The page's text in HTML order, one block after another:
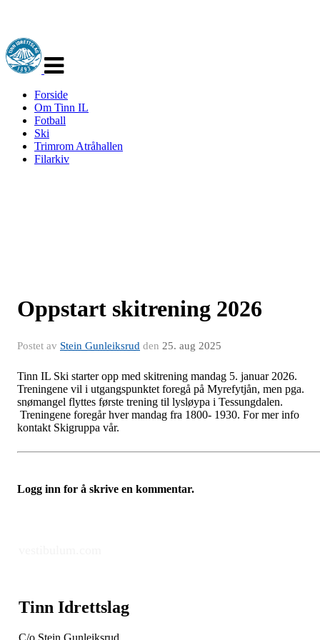
navigasjon
Forside
Om Tinn IL
Fotball
Ski
Trimrom Atråhallen
Filarkiv
Oppstart skitrening 2026
Postet av Stein Gunleiksrud den 25. aug 2025
Tinn IL Ski starter opp med skitrening mandag 5. januar 2026.
Treningene vil i utgangspunktet foregå på Myrefytjån, men pga.
snømangel flyttes første trening til lysløypa i Tessungdalen.
Treningene foregår hver mandag fra 1800- 1930. For mer info
kontakt Skigruppa vår.
Logg inn for å skrive en kommentar.
Tinn Idrettslag
C/o Stein Gunleiksrud